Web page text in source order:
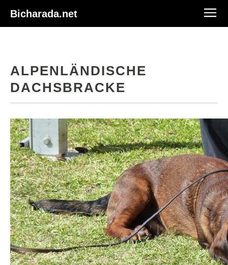
Bicharada.net
ALPENLÄNDISCHE
DACHSBRACKE